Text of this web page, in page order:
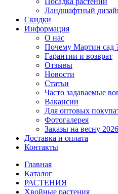
Ландшафтный
Скидки
Информация
О нас
Почему Мартин сад
Гарантии и возврат
Отзывы
Новости
Статьи
Часто задаваемые
Вакансии
Для оптовых
Фотогалерея
Заказы на весну 2026
Доставка и оплата
Контакты
Главная
Каталог
РАСТЕНИЯ
Хвойные растения